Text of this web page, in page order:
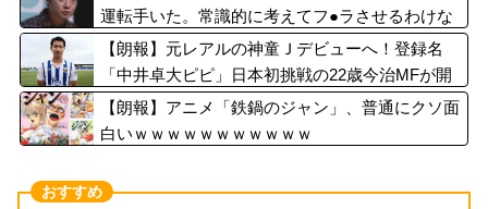
運転手いた。常識的に考えてフ●ラさせるわけな
いでしょ」
【朗報】元レアルの神童Ｊデビューへ！登録名
「中井卓大ピピ」日本初挑戦の22歳今治MFが開
幕戦に先発
【朗報】アニメ「鉄鍋のジャン」、普通にクソ面
白いｗｗｗｗｗｗｗｗｗｗｗ